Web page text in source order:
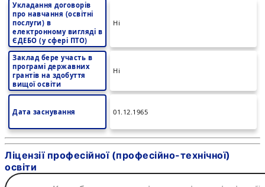
Укладання договорів
про навчання (освітні
послуги) в
електронному вигляді в
ЄДЕБО (у сфері ПТО)
Ні
Заклад бере участь в
програмі державних
грантів на здобуття
вищої освіти
Ні
Дата заснування 01.12.1965
Ліцензії професійної (професійно-технічної)
освіти